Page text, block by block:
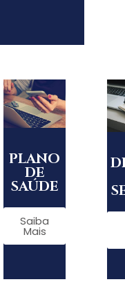
PLANO
DE
SAÚDE
Saiba
Mais